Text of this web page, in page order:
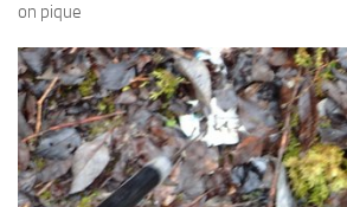
on pique